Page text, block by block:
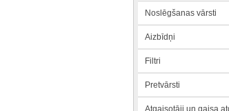
Noslēgšanas vārsti
Aizbīdņi
Filtri
Pretvārsti
Atgaisotāji un gaisa